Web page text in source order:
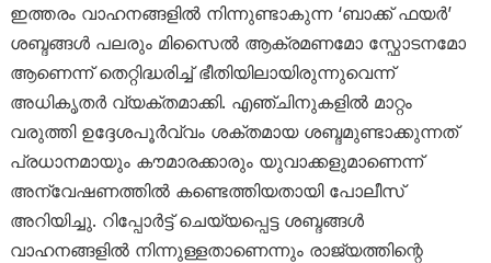
ഇത്തരം വാഹനങ്ങളിൽ നിന്നുണ്ടാകുന്ന ‘ബാക്ക് ഫയർ’
ശബ്ദങ്ങൾ പലരും മിസൈൽ ആക്രമണമോ സ്ഫോടനമോ
ആണെന്ന് തെറ്റിദ്ധരിച്ച് ഭീതിയിലായിരുന്നുവെന്ന്
അധികൃതർ വ്യക്തമാക്കി. എഞ്ചിനുകളിൽ മാറ്റം
വരുത്തി ഉദ്ദേശപൂർവ്വം ശക്തമായ ശബ്ദമുണ്ടാക്കുന്നത്
പ്രധാനമായും കൗമാരക്കാരും യുവാക്കളുമാണെന്ന്
അന്വേഷണത്തിൽ കണ്ടെത്തിയതായി പോലീസ്
അറിയിച്ചു. റിപ്പോർട്ട് ചെയ്യപ്പെട്ട ശബ്ദങ്ങൾ
വാഹനങ്ങളിൽ നിന്നുള്ളതാണെന്നും രാജ്യത്തിന്റെ